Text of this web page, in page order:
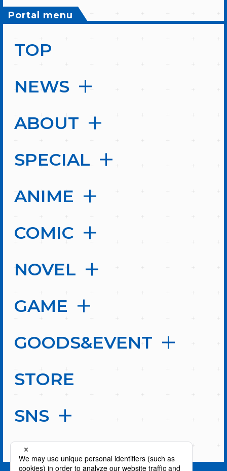
Portal menu
TOP
NEWS
ABOUT
SPECIAL
ANIME
COMIC
NOVEL
GAME
GOODS&EVENT
STORE
SNS